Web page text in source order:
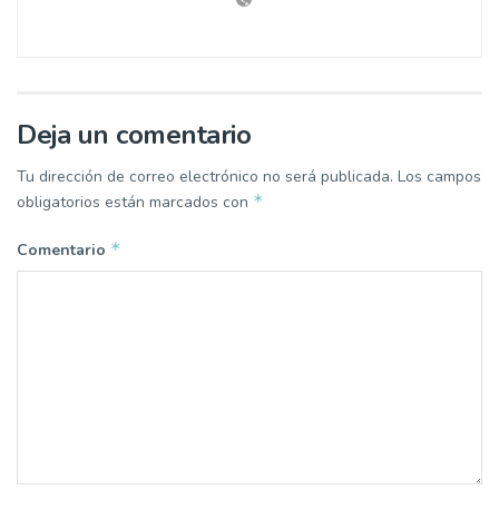
Deja un comentario
Tu dirección de correo electrónico no será publicada. Los campos
obligatorios están marcados con *
Comentario *